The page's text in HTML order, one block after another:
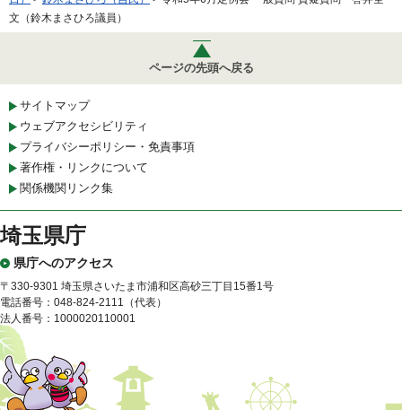
文（鈴木まさひろ議員）
ページの先頭へ戻る
サイトマップ
ウェブアクセシビリティ
プライバシーポリシー・免責事項
著作権・リンクについて
関係機関リンク集
埼玉県庁
県庁へのアクセス
〒330-9301 埼玉県さいたま市浦和区高砂三丁目15番1号
電話番号：048-824-2111（代表）
法人番号：1000020110001